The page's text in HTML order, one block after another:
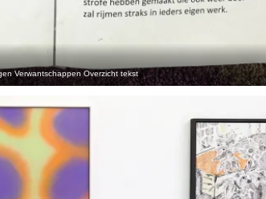
Verwantschappen Overzicht tekst